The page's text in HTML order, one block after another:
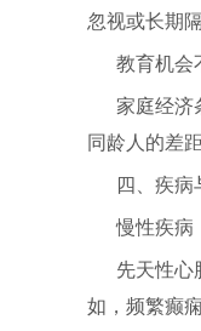
忽视或长期
教育机会
家庭经济
同龄人的差距
四、疾病
慢性疾病
先天性心
如，频繁癫